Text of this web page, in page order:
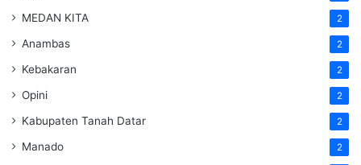
MEDAN KITA 2
Anambas 2
Kebakaran 2
Opini 2
Kabupaten Tanah Datar 2
Manado 2